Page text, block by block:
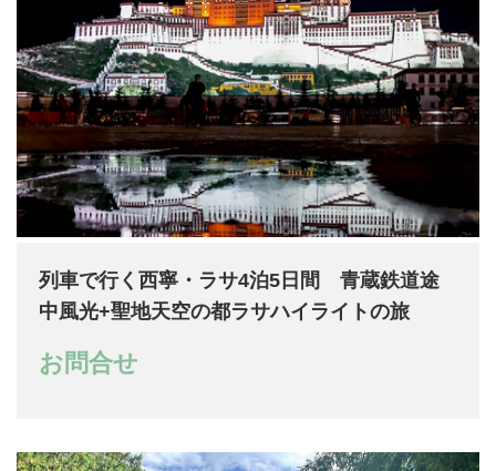
列車で行く西寧・ラサ4泊5日間 青蔵鉄道途
中風光+聖地天空の都ラサハイライトの旅
お問合せ